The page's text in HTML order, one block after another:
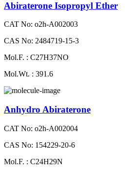
Abiraterone Isopropyl Ether
CAT No: o2h-A002003
CAS No: 2484719-15-3
Mol.F. : C27H37NO
Mol.Wt. : 391.6
Anhydro Abiraterone
CAT No: o2h-A002004
CAS No: 154229-20-6
Mol.F. : C24H29N